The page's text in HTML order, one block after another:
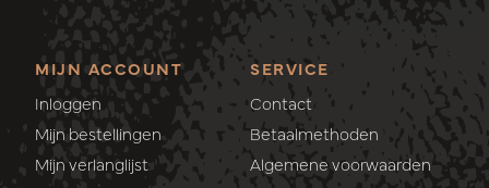
MIJN ACCOUNT
Inloggen
Mijn bestellingen
Mijn verlanglijst
SERVICE
Contact
Betaalmethoden
Algemene voorwaarden